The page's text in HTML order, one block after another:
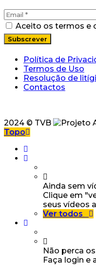
Aceito os termos e
Política de
Termos de Uso
Resolução de
Contactos
2024 © TVB
Topo
Ainda sem
Clique em
seus vídeos
Ver todos
Não perca
Faça login e